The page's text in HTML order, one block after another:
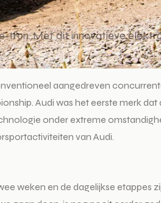
tron. Met dit innovatieve
aangedreven
Audi was het eerste merk dat
onder extreme
van Audi.
weken en de dagelijkse etappes